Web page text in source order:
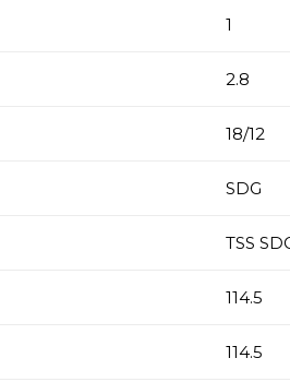
1
2.8
18/12
SDG
TSS
114.5
114.5